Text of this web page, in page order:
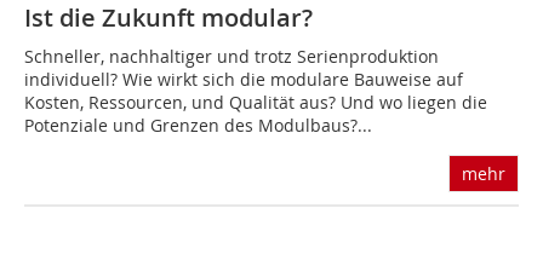
Ist die Zukunft modular?
Schneller, nachhaltiger und trotz Serienproduktion
individuell? Wie wirkt sich die modulare Bauweise auf
Kosten, Ressourcen, und Qualität aus? Und wo liegen die
Potenziale und Grenzen des Modulbaus?...
mehr